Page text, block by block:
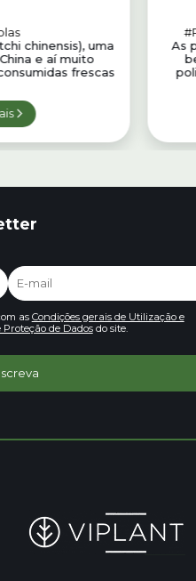
chinensis), uma
e aí muito
frescas
As
as Condições gerais de Utilização e
de Dadosdo site.